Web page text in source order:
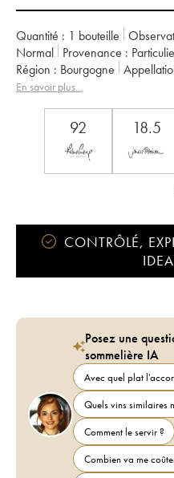
Quantité : 1 bouteille
Normal
Provenance :
Région :
Bourgogne
Classement :
En savoir plus...
92 18.5
CONTRÔLÉ,
Posez une
sommelière IA
Avec quel plat
Quels vins similaires
Comment le servir ?
Combien va me